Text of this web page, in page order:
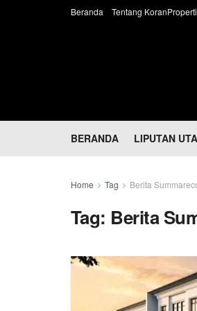
Beranda Tentang
BERANDA LIPUTAN
Home Tag Berita
Tag: Berita